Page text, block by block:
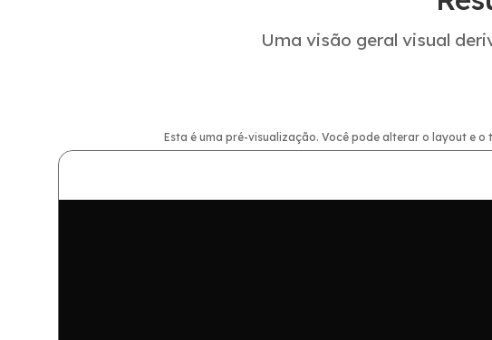
Uma visão geral visual
Esta é uma pré-visualização. Você pode alterar o layout e